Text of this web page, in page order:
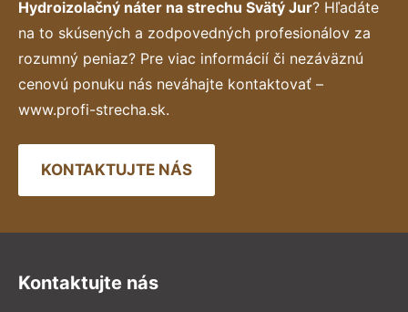
Hydroizolačný náter na strechu Svätý Jur? Hľadáte
na to skúsených a zodpovedných profesionálov za
rozumný peniaz? Pre viac informácií či nezáväznú
cenovú ponuku nás neváhajte kontaktovať –
www.profi-strecha.sk.
KONTAKTUJTE NÁS
Kontaktujte nás